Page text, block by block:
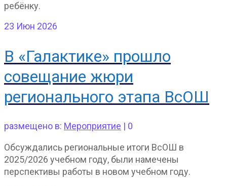
ребёнку.
23 Июн 2026
В «Галактике» прошло
совещание жюри
регионального этапа ВсОШ
размещено в: Мероприятие | 0
Обсуждались региональные итоги ВсОШ в
2025/2026 учебном году, были намечены
перспективы работы в новом учебном году.